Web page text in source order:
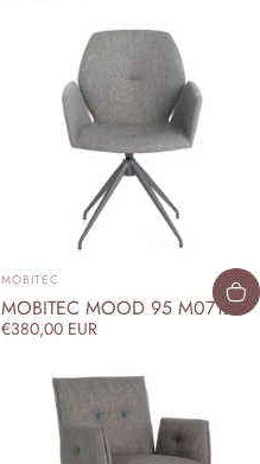
ANBIETER:
MOBITEC
MOBITEC MOOD 95 M0712
€380,00 EUR